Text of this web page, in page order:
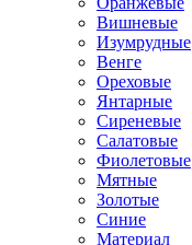
Вишневые
Изумрудные
Венге
Ореховые
Янтарные
Сиреневые
Салатовые
Фиолетовые
Мятные
Золотые
Синие
Материал